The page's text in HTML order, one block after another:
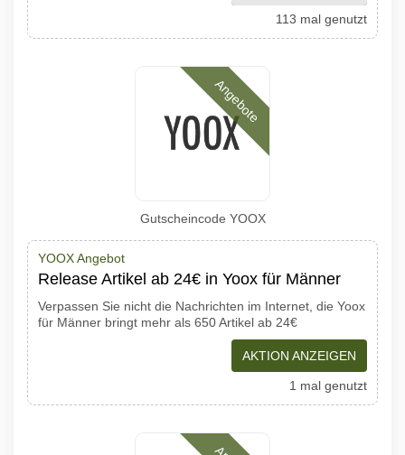
113 mal genutzt
Angebote
Gutscheincode YOOX
YOOX Angebot
Release Artikel ab 24€ in Yoox für Männer
Verpassen Sie nicht die Nachrichten im Internet, die Yoox
für Männer bringt mehr als 650 Artikel ab 24€
AKTION ANZEIGEN
1 mal genutzt